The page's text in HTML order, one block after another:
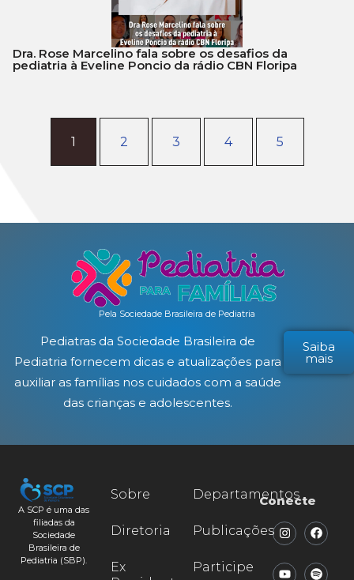
Dra. Rose Marcelino fala sobre os desafios da
pediatria à Eveline Poncio da rádio CBN Floripa
1 2 3 4 5
Pela Sociedade Brasileira de Pediatria
Pediatras da Sociedade Brasileira de
Pediatria fornecem dicas e atualizações para
auxiliar as famílias nos cuidados com a saúde
das crianças e adolescentes.
Saiba
mais
A SCP é uma das
filiadas da
Sociedade
Brasileira de
Pediatria (SBP).
Sobre
Diretoria
Ex
Departamentos
Publicações
Participe
Conecte